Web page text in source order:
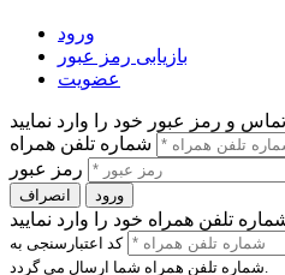
ورود
بازیابی رمز عبور
عضویت
شماره تلفن همراه
رمز عبور
انصراف ورود
کد اعتبارسنجی به